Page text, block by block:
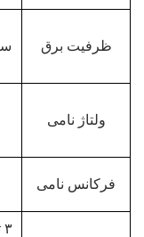
ظرفیت برق
ولتاژ نامی
فرکانس نامی